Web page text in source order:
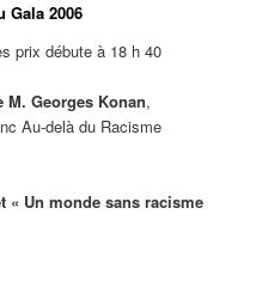
Gala 2006
prix débute à 18 h 40
Georges Konan,
Au-delà du Racisme
« Un monde sans racisme